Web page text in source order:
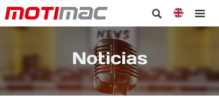
 
Noticias